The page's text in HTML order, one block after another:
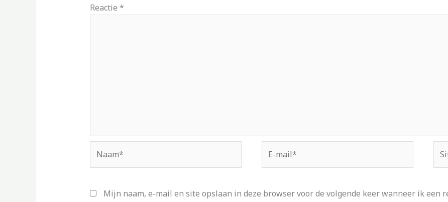
Reactie *
mail*
Mijn naam, e-mail en site opslaan in deze browser voor de volgende keer wanneer ik een